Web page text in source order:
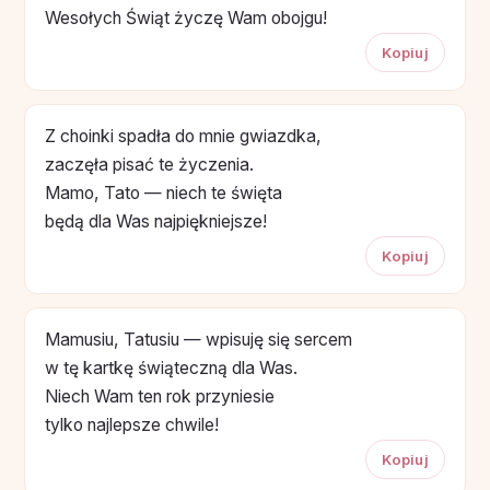
Wesołych Świąt życzę Wam obojgu!
Kopiuj
Z choinki spadła do mnie gwiazdka,
zaczęła pisać te życzenia.
Mamo, Tato — niech te święta
będą dla Was najpiękniejsze!
Kopiuj
Mamusiu, Tatusiu — wpisuję się sercem
w tę kartkę świąteczną dla Was.
Niech Wam ten rok przyniesie
tylko najlepsze chwile!
Kopiuj